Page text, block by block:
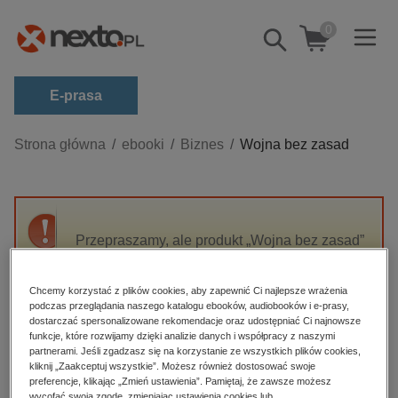
Pokaż/schowaj
wyszukiwarkę
0
E-prasa
Kategorie
biznesowe, branżowe, gospodarka
dzienniki
edukacja
hobby, sport, rozrywka
komputery, internet, technologie, informatyka
Strona główna ebooki Biznes Wojna bez zasad
Przepraszamy, ale produkt „Wojna bez zasad”
High-contrast mode
Polecane
Chcemy korzystać z plików cookies, aby zapewnić Ci najlepsze wrażenia
podczas przeglądania naszego katalogu ebooków, audiobooków i e-prasy,
dostarczać spersonalizowane rekomendacje oraz udostępniać Ci najnowsze
funkcje, które rozwijamy dzięki analizie danych i współpracy z naszymi
partnerami. Jeśli zgadzasz się na korzystanie ze wszystkich plików cookies,
kliknij „Zaakceptuj wszystkie”. Możesz również dostosować swoje
preferencje, klikając „Zmień ustawienia”. Pamiętaj, że zawsze możesz